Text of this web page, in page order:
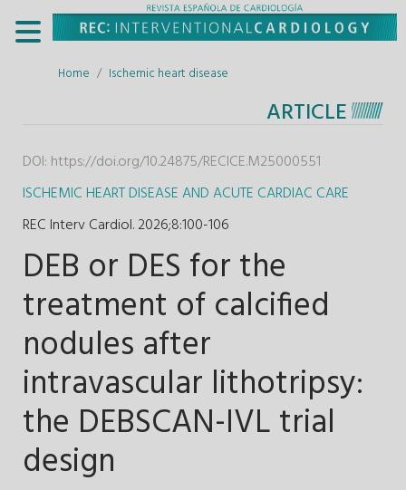
Home Ischemic heart disease
ARTICLE
DOI: https://doi.org/10.24875/RECICE.M25000551
ISCHEMIC HEART DISEASE AND ACUTE CARDIAC CARE
REC Interv Cardiol. 2026;8:100-106
DEB or DES for the
treatment of calcified
nodules after
intravascular lithotripsy:
the DEBSCAN-IVL trial
design